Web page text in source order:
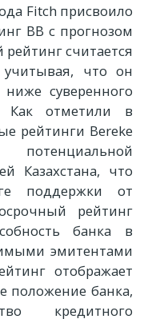
Fitch присвоило
BB с прогнозом
считается
что он
суверенного
Как отметили в
рейтинги Bereke
Казахстана, что
поддержки от
рейтинг
банка в
эмитентами
отображает
положение банка,
кредитного